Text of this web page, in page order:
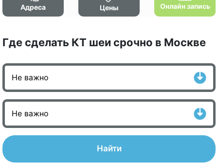
Адреса Цены Онлайн запись
Где сделать КТ шеи срочно в Москве
Найти